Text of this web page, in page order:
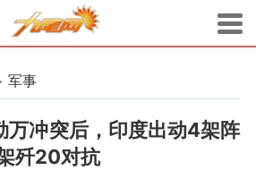
军事
万冲突后，印度出动4架阵
歼20对抗